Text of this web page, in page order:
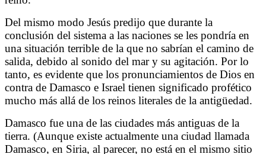
Del mismo modo Jesús predijo que durante la
conclusión del sistema a las naciones se les pondría en
una situación terrible de la que no sabrían el camino de
salida, debido al sonido del mar y su agitación. Por lo
tanto, es evidente que los pronunciamientos de Dios en
contra de Damasco e Israel tienen significado profético
mucho más allá de los reinos literales de la antigüedad.
Damasco fue una de las ciudades más antiguas de la
tierra. (Aunque existe actualmente una ciudad llamada
Damasco, en Siria, al parecer, no está en el mismo sitio